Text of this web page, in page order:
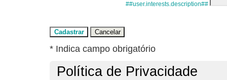
##user.interests.description##
* Indica campo obrigatório
Política de Privacidade